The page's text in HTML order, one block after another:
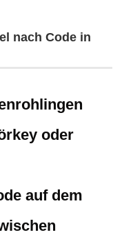
nach Code in
oder
auf dem